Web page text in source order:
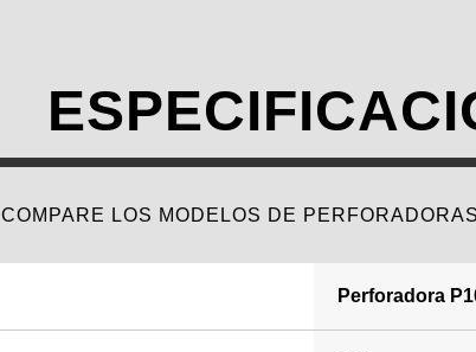
COMPARE LOS MODELOS DE
Perforadora